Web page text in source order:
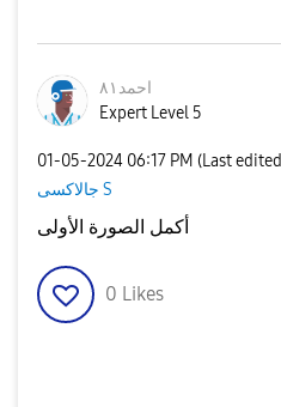
احمد٨١
Expert Level 5
‎01-05-2024 06:17 PM (Last edited
جالاكسى S
أكمل الصورة الأولى
0 Likes